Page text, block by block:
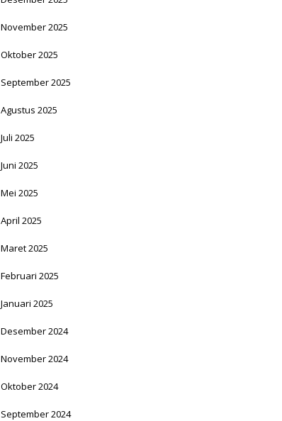
November 2025
Oktober 2025
September 2025
Agustus 2025
Juli 2025
Juni 2025
Mei 2025
April 2025
Maret 2025
Februari 2025
Januari 2025
Desember 2024
November 2024
Oktober 2024
September 2024